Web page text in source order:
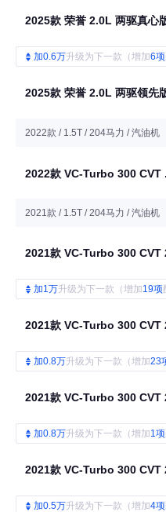
2025款 荣誉 2.0L 两驱真心
加0.6万升级为下一款（增加6项
2025款 荣誉 2.0L 两驱领先
2022款 / 1.5T / 204马力 / 汽油机
2022款 VC-Turbo 300 CVT
2021款 / 1.5T / 204马力 / 汽油机
2021款 VC-Turbo 300 CVT
加1万升级为下一款（增加19项
2021款 VC-Turbo 300 CVT
加0.8万升级为下一款（增加23
2021款 VC-Turbo 300 CVT
加0.8万升级为下一款（增加1项
2021款 VC-Turbo 300 CVT
加0.5万升级为下一款（增加4项